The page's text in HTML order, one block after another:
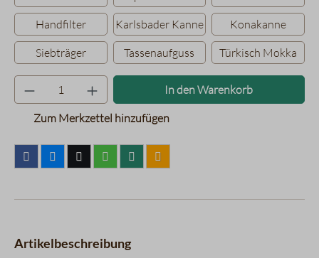
Handfilter
Karlsbader Kanne
Konakanne
Siebträger
Tassenaufguss Türkisch Mokka
Produkt Anzahl: Gib den
In den Warenkorb
Zum Merkzettel hinzufügen
Artikelbeschreibung